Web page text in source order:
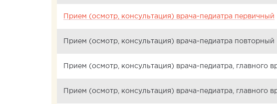
Прием (осмотр, консультация) врача-педиатра первичный
Прием (осмотр, консультация) врача-педиатра повторный
Прием (осмотр, консультация) врача-педиатра, главного
Прием (осмотр, консультация) врача-педиатра, главного